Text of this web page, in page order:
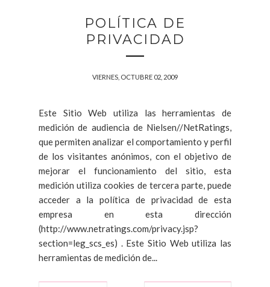
POLÍTICA DE
PRIVACIDAD
VIERNES, OCTUBRE 02, 2009
Este Sitio Web utiliza las herramientas de
medición de audiencia de Nielsen//NetRatings,
que permiten analizar el comportamiento y perfil
de los visitantes anónimos, con el objetivo de
mejorar el funcionamiento del sitio, esta
medición utiliza cookies de tercera parte, puede
acceder a la política de privacidad de esta
empresa en esta dirección
(http://www.netratings.com/privacy.jsp?
section=leg_scs_es) . Este Sitio Web utiliza las
herramientas de medición de...